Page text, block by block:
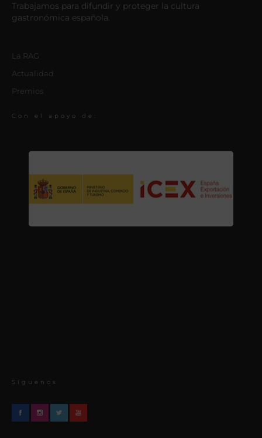
Trabajamos para difundir y proteger la cultura
gastronómica española.
La RAG
Actualidad
Premios
Con el apoyo de:
Síguenos